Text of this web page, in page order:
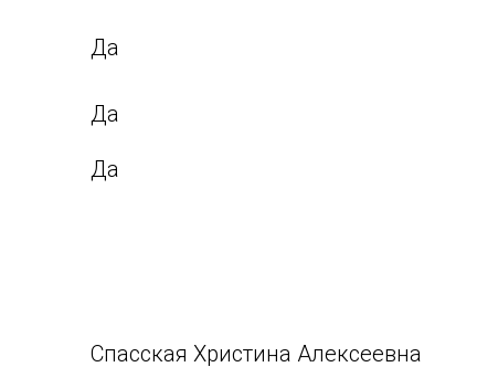
Да
Да
Да
Спасская Христина Алексеевна